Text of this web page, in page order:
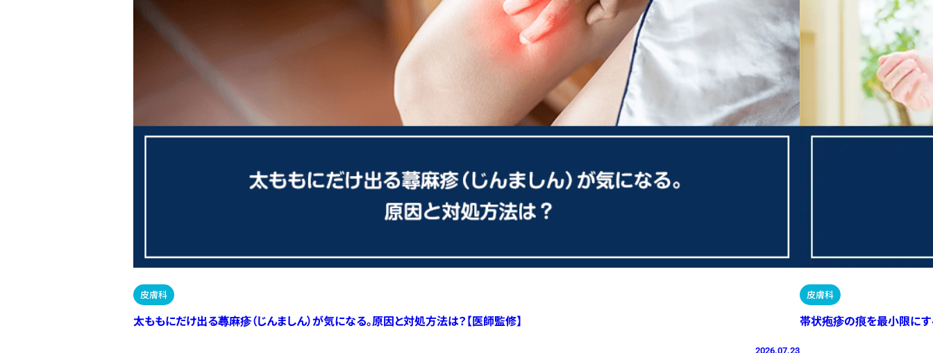
皮膚科
太ももにだけ出る蕁麻疹（じんましん）が気になる。原因と対処方法は？【医師監修】
2026.07.23
皮膚科
帯状疱疹の痕を最小限にす